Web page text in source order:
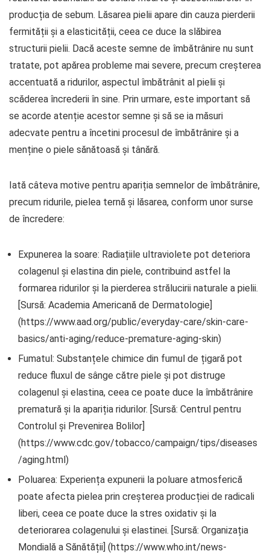
producția de sebum. Lăsarea pielii apare din cauza pierderii
fermității și a elasticității, ceea ce duce la slăbirea
structurii pielii. Dacă aceste semne de îmbătrânire nu sunt
tratate, pot apărea probleme mai severe, precum creșterea
accentuată a ridurilor, aspectul îmbătrânit al pielii și
scăderea încrederii în sine. Prin urmare, este important să
se acorde atenție acestor semne și să se ia măsuri
adecvate pentru a încetini procesul de îmbătrânire și a
menține o piele sănătoasă și tânără.
Iată câteva motive pentru apariția semnelor de îmbătrânire,
precum ridurile, pielea ternă și lăsarea, conform unor surse
de încredere:
Expunerea la soare: Radiațiile ultraviolete pot deteriora
colagenul și elastina din piele, contribuind astfel la
formarea ridurilor și la pierderea strălucirii naturale a pielii.
[Sursă: Academia Americană de Dermatologie]
(https://www.aad.org/public/everyday-care/skin-care-
basics/anti-aging/reduce-premature-aging-skin)
Fumatul: Substanțele chimice din fumul de țigară pot
reduce fluxul de sânge către piele și pot distruge
colagenul și elastina, ceea ce poate duce la îmbătrânire
prematură și la apariția ridurilor. [Sursă: Centrul pentru
Controlul și Prevenirea Bolilor]
(https://www.cdc.gov/tobacco/campaign/tips/diseases
/aging.html)
Poluarea: Experiența expunerii la poluare atmosferică
poate afecta pielea prin creșterea producției de radicali
liberi, ceea ce poate duce la stres oxidativ și la
deteriorarea colagenului și elastinei. [Sursă: Organizația
Mondială a Sănătății] (https://www.who.int/news-